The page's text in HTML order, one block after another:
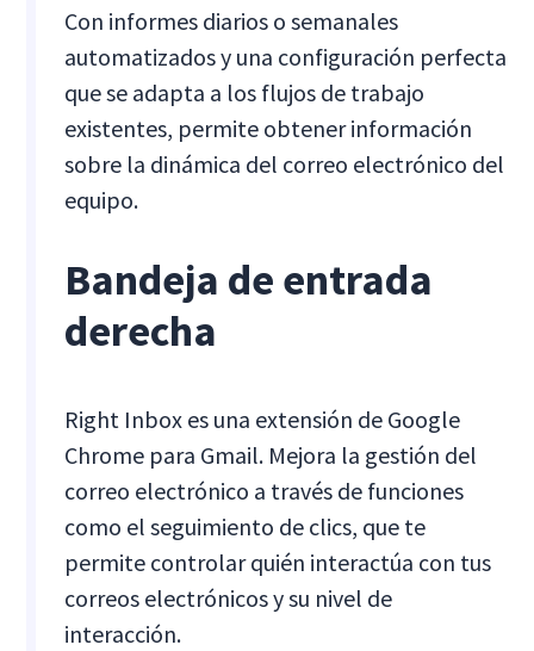
Con informes diarios o semanales
automatizados y una configuración perfecta
que se adapta a los flujos de trabajo
existentes, permite obtener información
sobre la dinámica del correo electrónico del
equipo.
Bandeja de entrada
derecha
Right Inbox es una extensión de Google
Chrome para Gmail. Mejora la gestión del
correo electrónico a través de funciones
como el seguimiento de clics, que te
permite controlar quién interactúa con tus
correos electrónicos y su nivel de
interacción.